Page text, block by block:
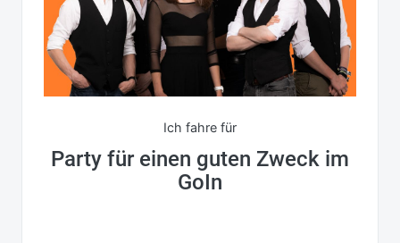
Ich fahre für
Party für einen guten Zweck im
GoIn